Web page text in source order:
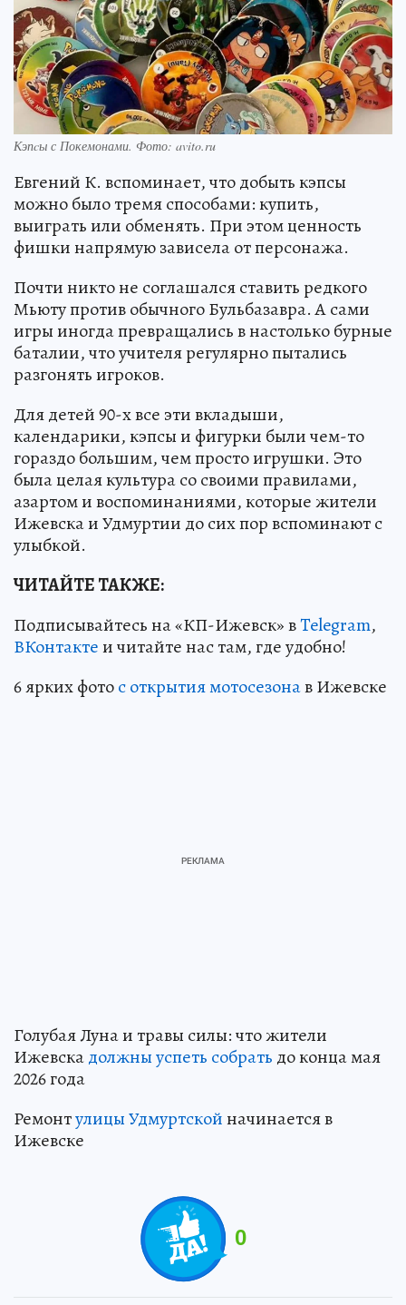
Кэпcы с Покемонами. Фото: avito.ru
Евгений К. вспоминает, что добыть кэпсы
можно было тремя способами: купить,
выиграть или обменять. При этом ценность
фишки напрямую зависела от персонажа.
Почти никто не соглашался ставить редкого
Мьюту против обычного Бульбазавра. А сами
игры иногда превращались в настолько бурные
баталии, что учителя регулярно пытались
разгонять игроков.
Для детей 90-х все эти вкладыши,
календарики, кэпсы и фигурки были чем-то
гораздо большим, чем просто игрушки. Это
была целая культура со своими правилами,
азартом и воспоминаниями, которые жители
Ижевска и Удмуртии до сих пор вспоминают с
улыбкой.
ЧИТАЙТЕ ТАКЖЕ:
Подписывайтесь на «КП-Ижевск» вTelegram,
ВКонтактеи читайте нас там, где удобно!
6 ярких фотос открытия мотосезонав Ижевске
Голубая Луна и травы силы: что жители
Ижевскадолжны успеть собрать до конца мая
2026 года
Ремонтулицы Удмуртскойначинается в
Ижевске
0